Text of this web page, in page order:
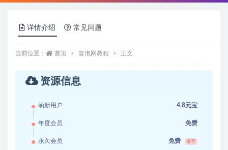
详情介绍 常见问题
当前位置： 首页 冒泡网教程 正文
资源信息
萌新用户 4.8元宝
年度会员 免费
永久会员 免费 推荐